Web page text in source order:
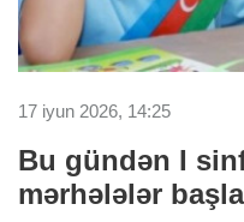
17 iyun 2026, 14:25
Bu gündən I
mərhələlər